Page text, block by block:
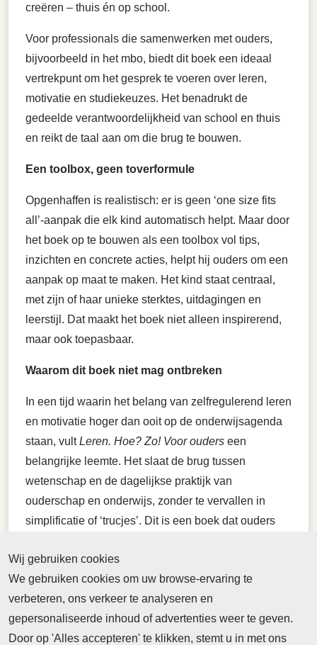
creëren – thuis én op school.
Voor professionals die samenwerken met ouders,
bijvoorbeeld in het mbo, biedt dit boek een ideaal
vertrekpunt om het gesprek te voeren over leren,
motivatie en studiekeuzes. Het benadrukt de
gedeelde verantwoordelijkheid van school en thuis
en reikt de taal aan om die brug te bouwen.
Een toolbox, geen toverformule
Opgenhaffen is realistisch: er is geen ‘one size fits
all’-aanpak die elk kind automatisch helpt. Maar door
het boek op te bouwen als een toolbox vol tips,
inzichten en concrete acties, helpt hij ouders om een
aanpak op maat te maken. Het kind staat centraal,
met zijn of haar unieke sterktes, uitdagingen en
leerstijl. Dat maakt het boek niet alleen inspirerend,
maar ook toepasbaar.
Waarom dit boek niet mag ontbreken
In een tijd waarin het belang van zelfregulerend leren
en motivatie hoger dan ooit op de onderwijsagenda
staan, vultLeren. Hoe? Zo! Voor ouders een
belangrijke leemte. Het slaat de brug tussen
wetenschap en de dagelijkse praktijk van
ouderschap en onderwijs, zonder te vervallen in
simplificatie of ‘trucjes’. Dit is een boek dat ouders
Kortom: een aanrader voor elke ouder, en verplichte
lectuur voor onderwijsprofessionals die
ouderbetrokkenheid en leerhouding écht serieus
nemen.
Wij gebruiken cookies
We gebruiken cookies om uw browse-ervaring te
verbeteren, ons verkeer te analyseren en
gepersonaliseerde inhoud of advertenties weer te geven.
Door op 'Alles accepteren' te klikken, stemt u in met ons